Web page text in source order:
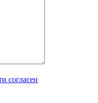
согласен